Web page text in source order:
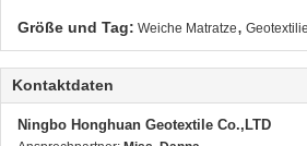
Größe und Tag: Weiche Matratze,
Kontaktdaten
Ningbo Honghuan Geotextile Co.,LTD